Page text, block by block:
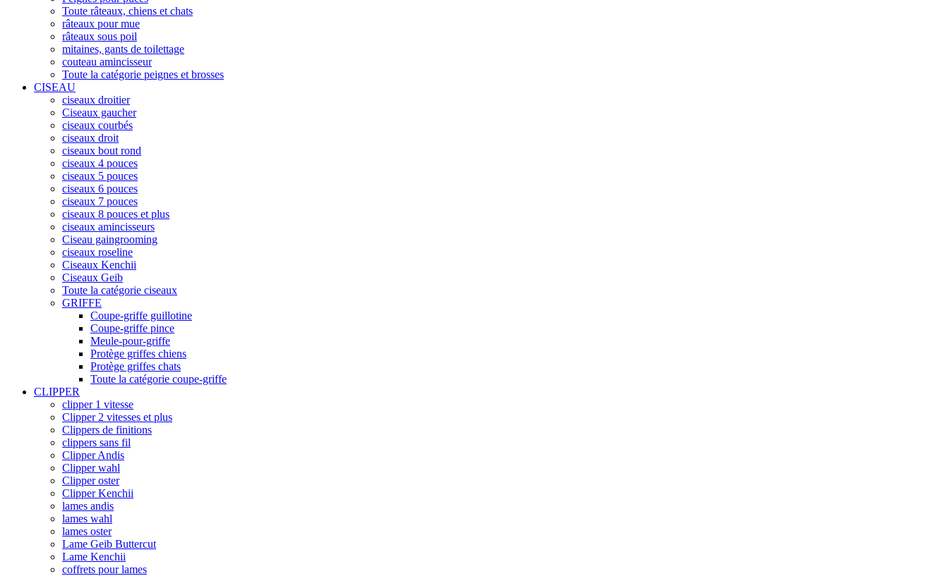
Toute râteaux, chiens et chats
râteaux pour mue
râteaux sous poil
mitaines, gants de toilettage
couteau amincisseur
Toute la catégorie peignes et brosses
CISEAU
ciseaux droitier
Ciseaux gaucher
ciseaux courbés
ciseaux droit
ciseaux bout rond
ciseaux 4 pouces
ciseaux 5 pouces
ciseaux 6 pouces
ciseaux 7 pouces
ciseaux 8 pouces et plus
ciseaux amincisseurs
Ciseau gaingrooming
ciseaux roseline
Ciseaux Kenchii
Ciseaux Geib
Toute la catégorie ciseaux
GRIFFE
Coupe-griffe guillotine
Coupe-griffe pince
Meule-pour-griffe
Protège griffes chiens
Protège griffes chats
Toute la catégorie coupe-griffe
CLIPPER
clipper 1 vitesse
Clipper 2 vitesses et plus
Clippers de finitions
clippers sans fil
Clipper Andis
Clipper wahl
Clipper oster
Clipper Kenchii
lames andis
lames wahl
lames oster
Lame Geib Buttercut
Lame Kenchii
coffrets pour lames